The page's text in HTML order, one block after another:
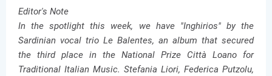
Editor's Note
In the spotlight this week, we have "Inghirios" by the
Sardinian vocal trio Le Balentes, an album that secured
the third place in the National Prize Città Loano for
Traditional Italian Music. Stefania Liori, Federica Putzolu,